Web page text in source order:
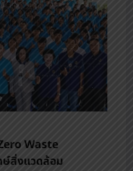
Waste
ษ์สิ่งแวดล้อม